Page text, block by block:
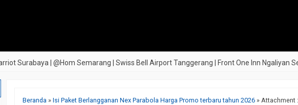
| @Hom Semarang | Swiss Bell Airport Tanggerang | Front One Inn Ngaliyan
Beranda »Isi Paket Berlangganan Nex Parabola Harga Promo terbaru tahun 2026 » Attachment